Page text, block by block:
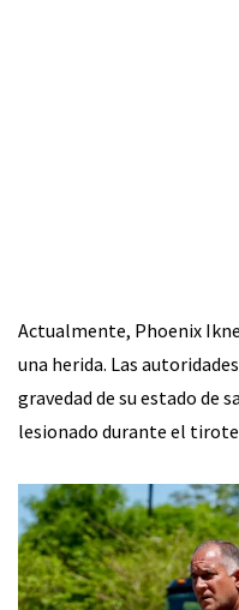
Actualmente, Phoenix
una herida. Las
gravedad de su estado de
lesionado durante el